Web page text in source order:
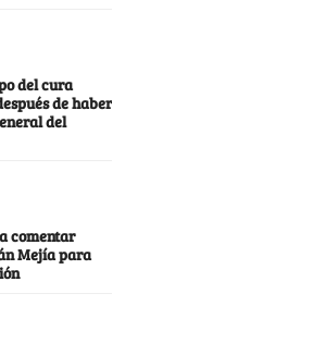
del cura
de haber
del
comentar
Mejía para